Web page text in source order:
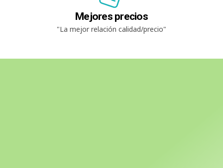
Mejores precios
"La mejor relación calidad/precio"